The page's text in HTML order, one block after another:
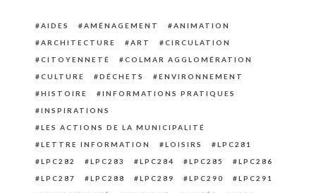
AIDES AMÉNAGEMENT
ANIMATION
ARCHITECTURE
ART
CIRCULATION
CITOYENNETÉ
COLMAR AGGLOMÉRATION
CULTURE
DÉCHETS
ENVIRONNEMENT
HISTOIRE
INFORMATIONS PRATIQUES
INSPIRATIONS
LES ACTIONS DE LA MUNICIPALITÉ
LETTRE INFORMATION
LOISIRS
LPC281
LPC282
LPC283 LPC284 LPC285
LPC286
LPC287
LPC288 LPC289 LPC290
LPC291